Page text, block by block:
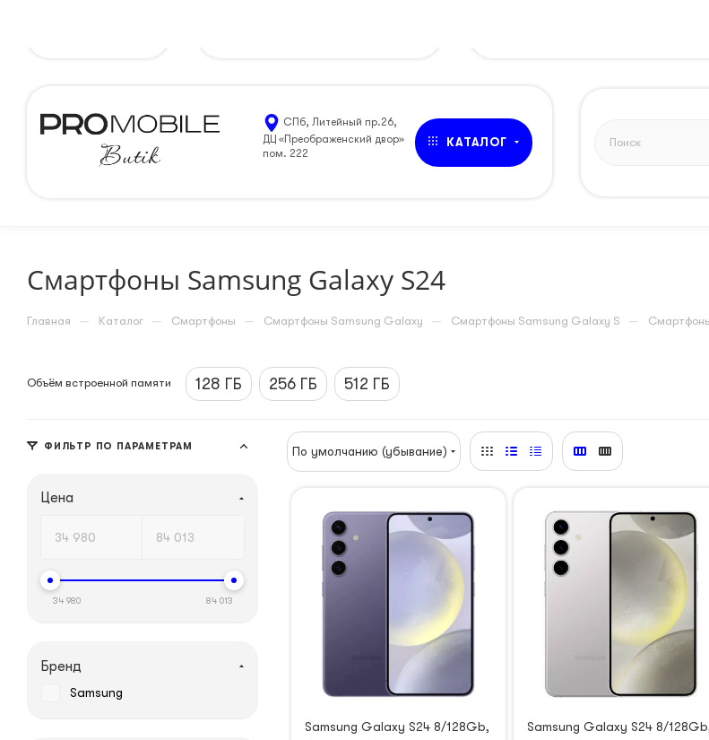
СПб, Литейный пр.26,
ДЦ «Преображенский двор»
пом. 222
КАТАЛОГ
Смартфоны Samsung Galaxy S24
Главная — Каталог — Смартфоны — Смартфоны Samsung Galaxy — Смартфоны Samsung Galaxy S —
Объём встроенной памяти 128 ГБ 256 ГБ 512 ГБ
По умолчанию (убывание)
Samsung Galaxy S24 8/128Gb,
Samsung Galaxy S24 8/
ФИЛЬТР ПО ПАРАМЕТРАМ
Цена
34 980 84 013
Бренд
Samsung